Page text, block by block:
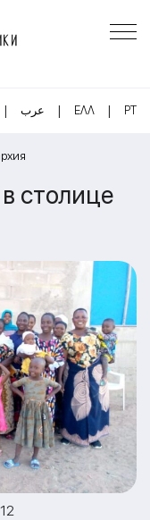
| عرب | ΕΛΛ | PT
столице